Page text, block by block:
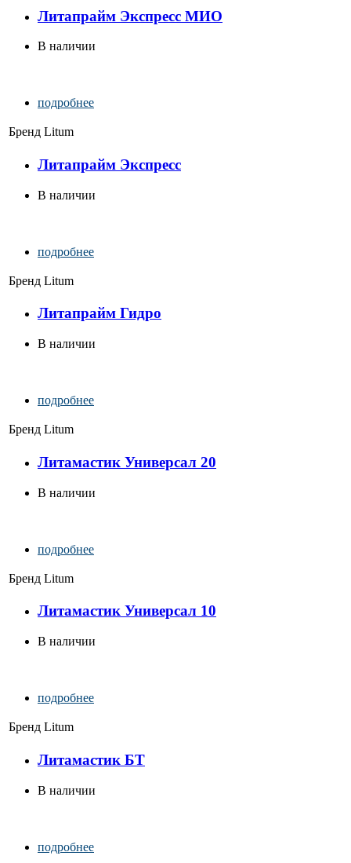
Литапрайм Экспресс МИО
В наличии
подробнее
Бренд Litum
Литапрайм Экспресс
В наличии
подробнее
Бренд Litum
Литапрайм Гидро
В наличии
подробнее
Бренд Litum
Литамастик Универсал 20
В наличии
подробнее
Бренд Litum
Литамастик Универсал 10
В наличии
подробнее
Бренд Litum
Литамастик БТ
В наличии
подробнее